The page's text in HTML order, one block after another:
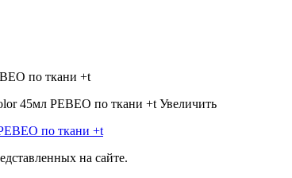
по ткани +t
Увеличить
на сайте.